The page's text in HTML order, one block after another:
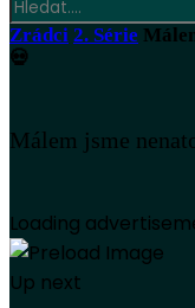
Zrádci 2. Série
💀
Málem jsme
Loading
Up next